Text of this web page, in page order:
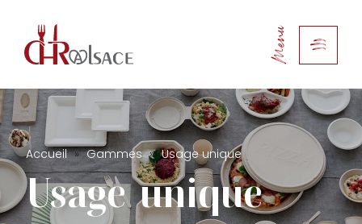
Menu
Accueil » Gammes » Usage unique
Usage unique